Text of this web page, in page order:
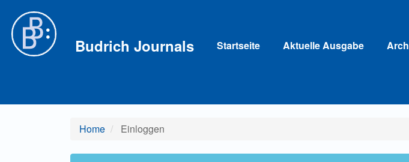
Hauptinhalt
Sidebar
Budrich Journals Startseite Aktuelle Ausgabe
Home Einloggen